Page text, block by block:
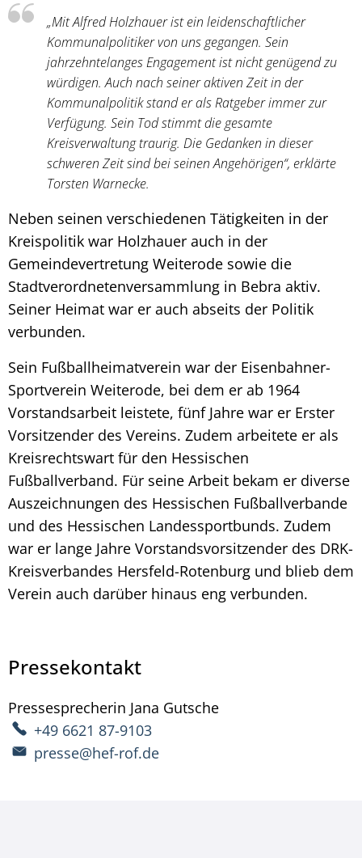
„Mit Alfred Holzhauer ist ein leidenschaftlicher
Kommunalpolitiker von uns gegangen. Sein
jahrzehntelanges Engagement ist nicht genügend zu
würdigen. Auch nach seiner aktiven Zeit in der
Kommunalpolitik stand er als Ratgeber immer zur
Verfügung. Sein Tod stimmt die gesamte
Kreisverwaltung traurig. Die Gedanken in dieser
schweren Zeit sind bei seinen Angehörigen“, erklärte
Torsten Warnecke.
Neben seinen verschiedenen Tätigkeiten in der
Kreispolitik war Holzhauer auch in der
Gemeindevertretung Weiterode sowie die
Stadtverordnetenversammlung in Bebra aktiv.
Seiner Heimat war er auch abseits der Politik
verbunden.
Sein Fußballheimatverein war der Eisenbahner-
Sportverein Weiterode, bei dem er ab 1964
Vorstandsarbeit leistete, fünf Jahre war er Erster
Vorsitzender des Vereins. Zudem arbeitete er als
Kreisrechtswart für den Hessischen
Fußballverband. Für seine Arbeit bekam er diverse
Auszeichnungen des Hessischen Fußballverbande
und des Hessischen Landessportbunds. Zudem
war er lange Jahre Vorstandsvorsitzender des DRK-
Kreisverbandes Hersfeld-Rotenburg und blieb dem
Verein auch darüber hinaus eng verbunden.
Pressekontakt
Pressesprecherin Jana Gutsche
+49 6621 87-9103
presse@hef-rof.de